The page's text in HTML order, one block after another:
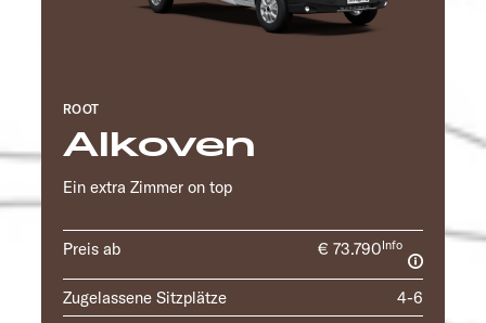
Alkoven
ROOT
Ein extra Zimmer on top
Preis ab € 73.790Info
Zugelassene Sitzplätze
4-6